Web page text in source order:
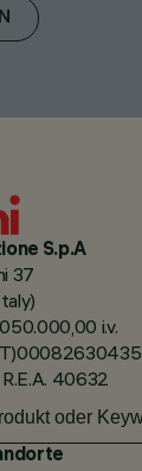
S.p.A
37
i.v.
40632